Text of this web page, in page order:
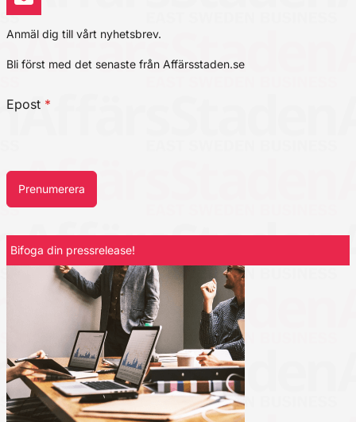
Anmäl dig till vårt nyhetsbrev.
Bli först med det senaste från Affärsstaden.se
Epost *
Prenumerera
Bifoga din pressrelease!